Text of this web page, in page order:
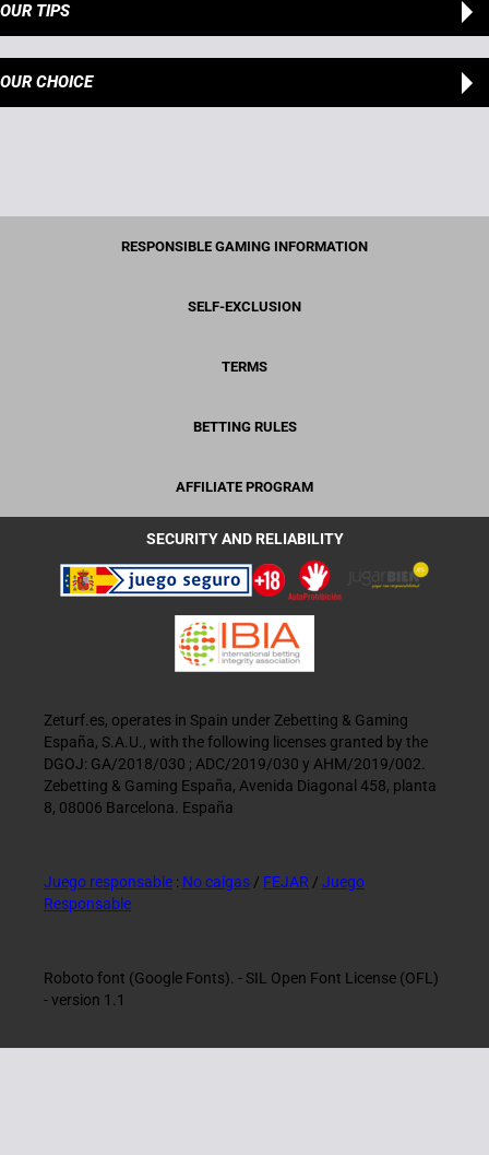
OUR TIPS
OUR CHOICE
RESPONSIBLE GAMING INFORMATION
SELF-EXCLUSION
TERMS
BETTING RULES
AFFILIATE PROGRAM
SECURITY AND RELIABILITY
Zeturf.es, operates in Spain under Zebetting & Gaming
España, S.A.U., with the following licenses granted by the
DGOJ: GA/2018/030 ; ADC/2019/030 y AHM/2019/002.
Zebetting & Gaming España, Avenida Diagonal 458, planta
8, 08006 Barcelona. España
Juego responsable : No caigas / FEJAR / Juego
Responsable
Roboto font (Google Fonts). - SIL Open Font License (OFL)
- version 1.1